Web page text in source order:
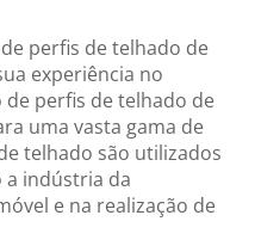
perfis de telhado de
experiência no
perfis de telhado de
uma vasta gama de
telhado são utilizados
a indústria da
e na realização de